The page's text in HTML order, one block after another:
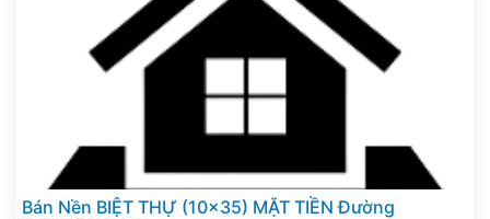
Bán Nền BIỆT THỰ (10x35) MẶT TIỀN Đường